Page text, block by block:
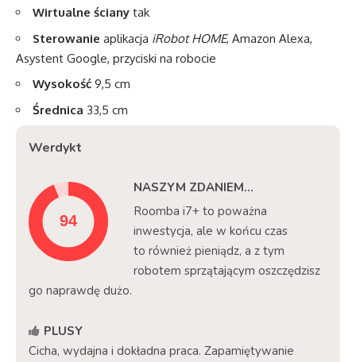
Wirtualne ściany tak
Sterowanie aplikacja iRobot HOME, Amazon Alexa,
Asystent Google, przyciski na robocie
Wysokość 9,5 cm
Średnica 33,5 cm
Werdykt
NASZYM ZDANIEM…
Roomba i7+ to poważna
inwestycja, ale w końcu czas
to również pieniądz, a z tym
robotem sprzątającym oszczędzisz
go naprawdę dużo.
PLUSY
Cicha, wydajna i dokładna praca. Zapamiętywanie